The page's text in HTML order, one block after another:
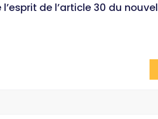
de l’article 30 du nouvel